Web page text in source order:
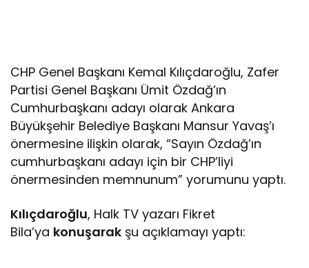
CHP Genel Başkanı Kemal Kılıçdaroğlu, Zafer
Partisi Genel Başkanı Ümit Özdağ’ın
Cumhurbaşkanı adayı olarak Ankara
Büyükşehir Belediye Başkanı Mansur Yavaş’ı
önermesine ilişkin olarak, “Sayın Özdağ’ın
cumhurbaşkanı adayı için bir CHP’liyi
önermesinden memnunum” yorumunu yaptı.
Kılıçdaroğlu, Halk TV yazarı Fikret
Bila’ya konuşarak şu açıklamayı yaptı: